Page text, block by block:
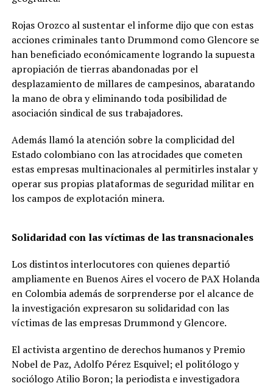
Rojas Orozco al sustentar el informe dijo que con estas
acciones criminales tanto Drummond como Glencore se
han beneficiado económicamente logrando la supuesta
apropiación de tierras abandonadas por el
desplazamiento de millares de campesinos, abaratando
la mano de obra y eliminando toda posibilidad de
asociación sindical de sus trabajadores.
Además llamó la atención sobre la complicidad del
Estado colombiano con las atrocidades que cometen
estas empresas multinacionales al permitirles instalar y
operar sus propias plataformas de seguridad militar en
los campos de explotación minera.
Solidaridad con las víctimas de las transnacionales
Los distintos interlocutores con quienes departió
ampliamente en Buenos Aires el vocero de PAX Holanda
en Colombia además de sorprenderse por el alcance de
la investigación expresaron su solidaridad con las
víctimas de las empresas Drummond y Glencore.
El activista argentino de derechos humanos y Premio
Nobel de Paz, Adolfo Pérez Esquivel; el politólogo y
sociólogo Atilio Boron; la periodista e investigadora